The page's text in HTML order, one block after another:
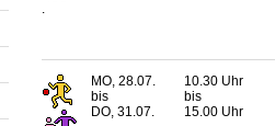
MO, 28.07.
bis
DO, 31.07.
10.30 Uhr
bis
15.00 Uhr